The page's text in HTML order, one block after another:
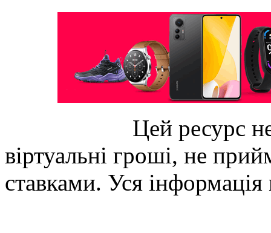
Цей ресурс
віртуальні гроші, не
ставками. Уся